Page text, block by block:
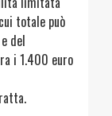
totale può
del
i 1.400 euro